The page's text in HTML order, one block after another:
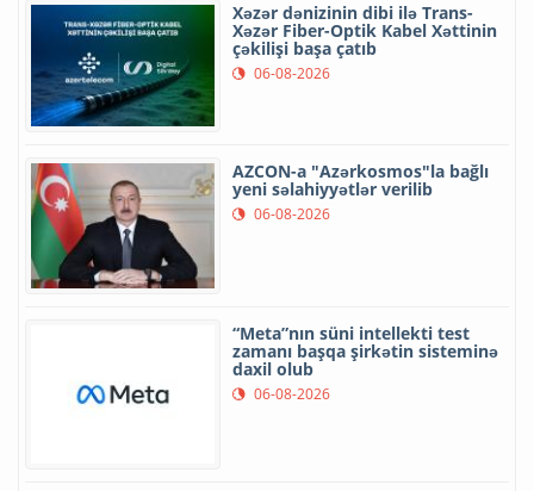
Xəzər dənizinin dibi ilə Trans-
Xəzər Fiber-Optik Kabel Xəttinin
çəkilişi başa çatıb
06-08-2026
AZCON-a "Azərkosmos"la bağlı
yeni səlahiyyətlər verilib
06-08-2026
“Meta”nın süni intellekti test
zamanı başqa şirkətin sisteminə
daxil olub
06-08-2026